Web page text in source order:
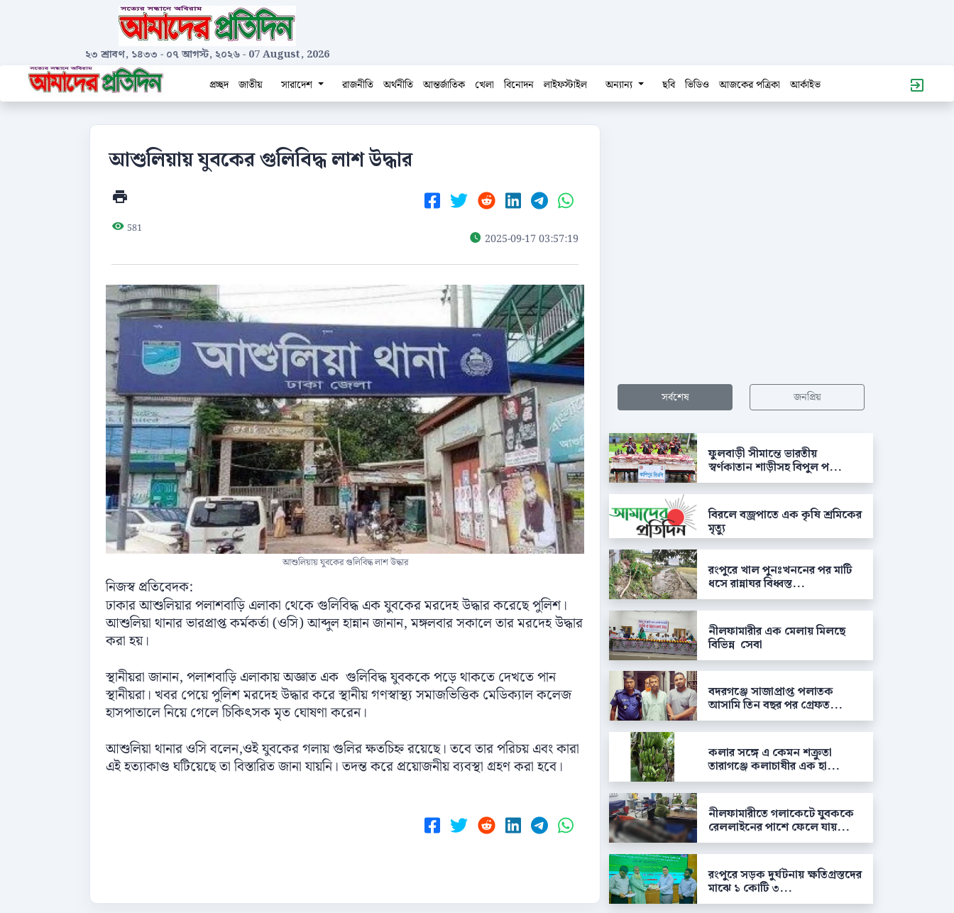
২৩ শ্রাবণ, ১৪৩৩ - ০৭ আগস্ট, ২০২৬- 07 August, 2026
প্রচ্ছদ
জাতীয় সারাদেশ রাজনীতি অর্থনীতি আন্তর্জাতিক খেলা বিনোদন লাইফস্টাইল অন্যান্য ছবি ভিডিও আজকের পত্রিকা আর্কাইভ
আশুলিয়ায় যুবকের গুলিবিদ্ধ লাশ উদ্ধার
581
2025-09-17 03:57:19
আশুলিয়ায় যুবকের গুলিবিদ্ধ লাশ উদ্ধার
নিজস্ব প্রতিবেদক:
ঢাকার আশুলিয়ার পলাশবাড়ি এলাকা থেকে গুলিবিদ্ধ এক যুবকের মরদেহ উদ্ধার করেছে পুলিশ।
আশুলিয়া থানার ভারপ্রাপ্ত কর্মকর্তা (ওসি) আব্দুল হান্নান জানান, মঙ্গলবার সকালে তার মরদেহ উদ্ধার
করা হয়।
স্থানীয়রা জানান, পলাশবাড়ি এলাকায় অজ্ঞাত এক গুলিবিদ্ধ যুবককে পড়ে থাকতে দেখতে পান
স্থানীয়রা। খবর পেয়ে পুলিশ মরদেহ উদ্ধার করে স্থানীয় গণস্বাস্থ্য সমাজভিত্তিক মেডিক্যাল কলেজ
হাসপাতালে নিয়ে গেলে চিকিৎসক মৃত ঘোষণা করেন।
আশুলিয়া থানার ওসি বলেন,ওই যুবকের গলায় গুলির ক্ষতচিহ্ন রয়েছে। তবে তার পরিচয় এবং কারা
এই হত্যাকাণ্ড ঘটিয়েছে তা বিস্তারিত জানা যায়নি। তদন্ত করে প্রয়োজনীয় ব্যবস্থা গ্রহণ করা হবে।
সর্বশেষ জনপ্রিয়
ফুলবাড়ী সীমান্তে ভারতীয়
স্বর্ণকাতান শাড়ীসহ বিপুল প...
বিরলে বজ্রপাতে এক কৃষি শ্রমিকের
মৃত্যু
রংপুরে খাল পুনঃখননের পর মাটি
ধসে রান্নাঘর বিধ্বস্ত...
নীলফামারীর এক মেলায় মিলছে
বিভিন্ন সেবা
বদরগঞ্জে সাজাপ্রাপ্ত পলাতক
আসামি তিন বছর পর গ্রেফত...
কলার সঙ্গে এ কেমন শক্রুতা
তারাগঞ্জে কলাচাষীর এক হা...
নীলফামারীতে গলাকেটে যুবককে
রেললাইনের পাশে ফেলে যায়...
রংপুরে সড়ক দুর্ঘটনায় ক্ষতিগ্রস্তদের
মাঝে ১ কোটি ৩...